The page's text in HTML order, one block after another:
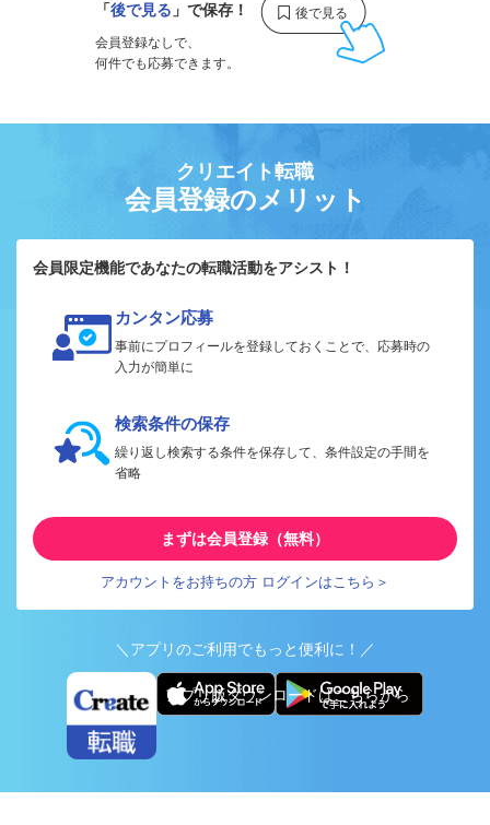
「後で見る 」で保存！
会員登録なしで、
何件でも応募できます。
クリエイト転職
会員登録のメリット
会員限定機能であなたの転職活動をアシスト！
カンタン応募
事前にプロフィールを登録しておくことで、応募時の
入力が簡単に
検索条件の保存
繰り返し検索する条件を保存して、条件設定の手間を
省略
まずは会員登録（無料）
アカウントをお持ちの方 ログインはこちら＞
＼アプリのご利用でもっと便利に！／
アプリ版ダウンロードはこちらから